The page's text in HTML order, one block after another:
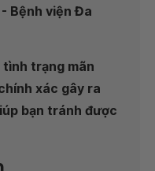
Bệnh viện Đa
tình trạng mãn
xác gây ra
bạn tránh được